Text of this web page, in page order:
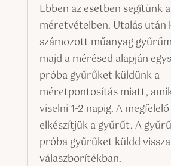
Ebben az esetben segítünk a
méretvételben. Utalás után
számozott műanyag
majd a mérésed alapján
próba gyűrűket küldünk a
méretpontosítás miatt,
viselni 1-2 napig. A
elkészítjük a gyűrűt. A
próba gyűrűket küldd
válaszborítékban.